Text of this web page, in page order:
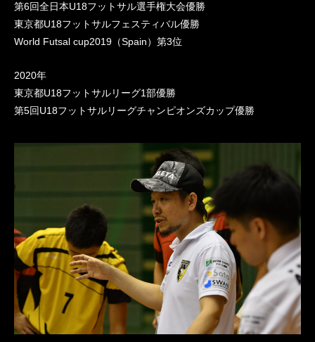
第6回全日本U18フットサル選手権大会優勝
東京都U18フットサルフェスティバル優勝
World Futsal cup2019（Spain）第3位
2020年
東京都U18フットサルリーグ1部優勝
第5回U18フットサルリーグチャンピオンズカップ優勝